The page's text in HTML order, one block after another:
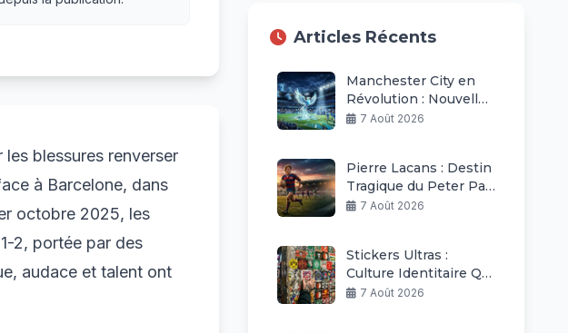
blessures renverser
à Barcelone, dans
octobre 2025, les
2, portée par des
audace et talent ont
Articles Récents
Manchester City en
Révolution : Nouvelle
Ère Après Guardiola
7 Août 2026
Pierre Lacans : Destin
Tragique du Peter Pan
du Rugby Béziers
7 Août 2026
Stickers Ultras :
Culture Identitaire Qui
Explose Dans Le Foot
7 Août 2026